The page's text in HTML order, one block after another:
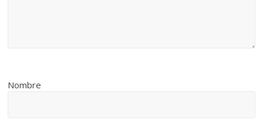
Nombre